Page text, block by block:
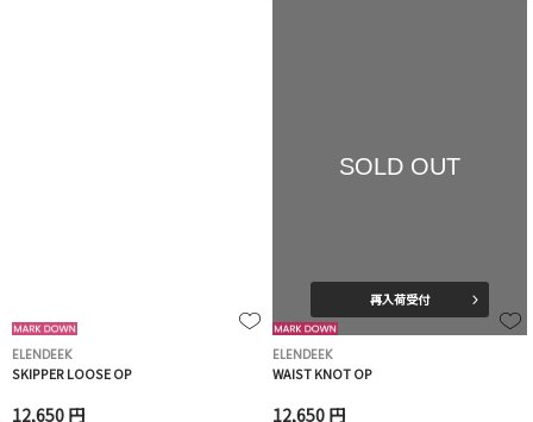
ELENDEEK
SKIPPER LOOSE OP
12,650 円
SOLD OUT
再入荷受付
ELENDEEK
WAIST KNOT OP
12,650 円